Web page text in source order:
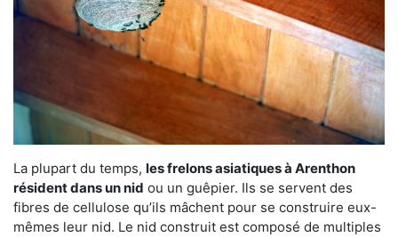
La plupart du temps, les frelons asiatiques à Arenthon
résident dans un nid ou un guêpier. Ils se servent des
fibres de cellulose qu’ils mâchent pour se construire eux-
mêmes leur nid. Le nid construit est composé de multiples